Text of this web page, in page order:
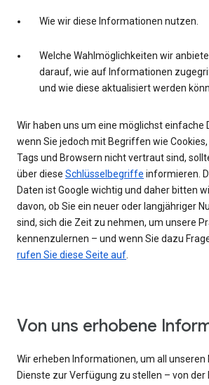
Wie wir diese Informationen nutzen.
Welche Wahlmöglichkeiten wir
darauf, wie auf Informationen
und wie diese aktualisiert werden
Wir haben uns um eine möglichst einfache
wenn Sie jedoch mit Begriffen wie
Tags und Browsern nicht vertraut sind,
über diese Schlüsselbegriffe informieren.
Daten ist Google wichtig und daher bitten
davon, ob Sie ein neuer oder langjähriger
sind, sich die Zeit zu nehmen, um unsere
kennenzulernen – und wenn Sie dazu
rufen Sie diese Seite auf.
Von uns erhobene
Wir erheben Informationen, um all unseren
Dienste zur Verfügung zu stellen – von der